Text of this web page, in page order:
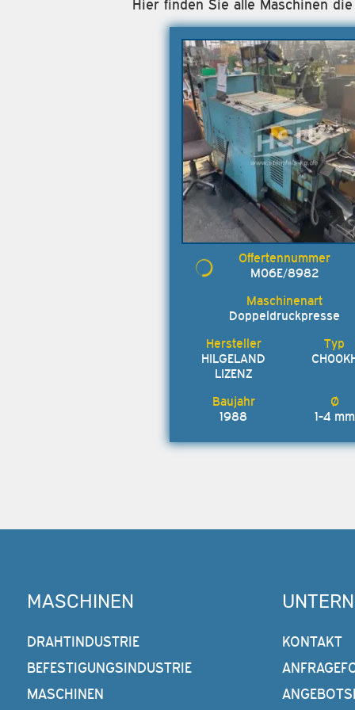
Hier finden Sie alle Maschinen
M06E/8982
Doppeldruckpresse
HILGELAND
LIZENZ
1988 1-4 mm
MASCHINEN
DRAHTINDUSTRIE
BEFESTIGUNGSINDUSTRIE
MASCHINEN
KONTAKT